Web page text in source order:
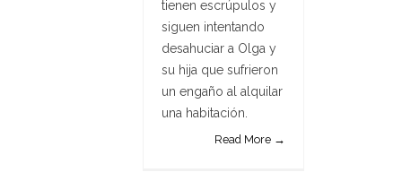
tienen escrúpulos y
siguen intentando
desahuciar a Olga y
su hija que sufrieron
un engaño al alquilar
una habitación.
Read More →